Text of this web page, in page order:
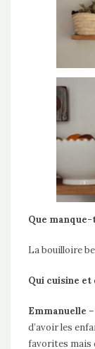
Que
La bouilloire
Qui cuisine et
Emmanuelle
d’avoir les
favorites mais